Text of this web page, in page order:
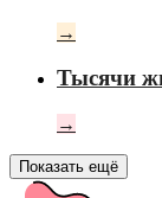
→
Тысячи
→
Показать ещё